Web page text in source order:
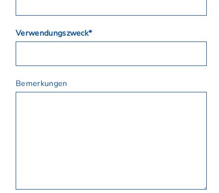
Verwendungszweck*
Bemerkungen